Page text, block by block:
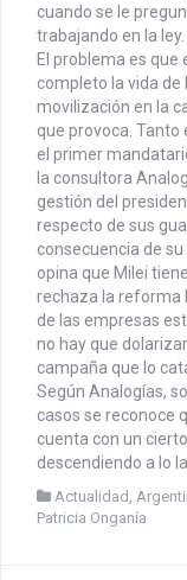
cuando se le
trabajando en la ley.
El problema es
completo la vida de
movilización en la
que provoca. Tanto
el primer
la consultora
gestión del
respecto de sus
consecuencia de
opina que Milei
rechaza la reforma
de las empresas
no hay que
campaña que lo
Según Analogías,
casos se reconoce
cuenta con un
descendiendo a lo
Actualidad
Patricia Onganía